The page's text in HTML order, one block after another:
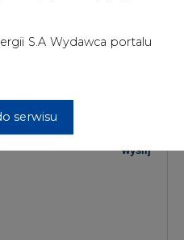
S.A Wydawca portalu
serwisuzasad korzystania z portalu
wyślij